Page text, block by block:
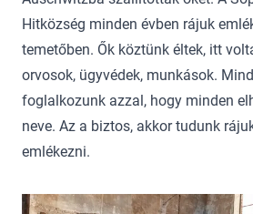
Hitközség minden évben rájuk
temetőben. Ők köztünk éltek, itt
orvosok, ügyvédek, munkások.
foglalkozunk azzal, hogy minden
neve. Az a biztos, akkor tudunk
emlékezni.